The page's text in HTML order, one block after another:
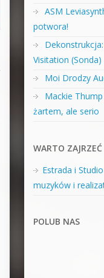
ASM
potwora!
Visitation (Sonda)
Moi Drodzy
Mackie
żartem, ale serio
WARTO ZAJRZEĆ
Estrada i
muzyków i
POLUB NAS